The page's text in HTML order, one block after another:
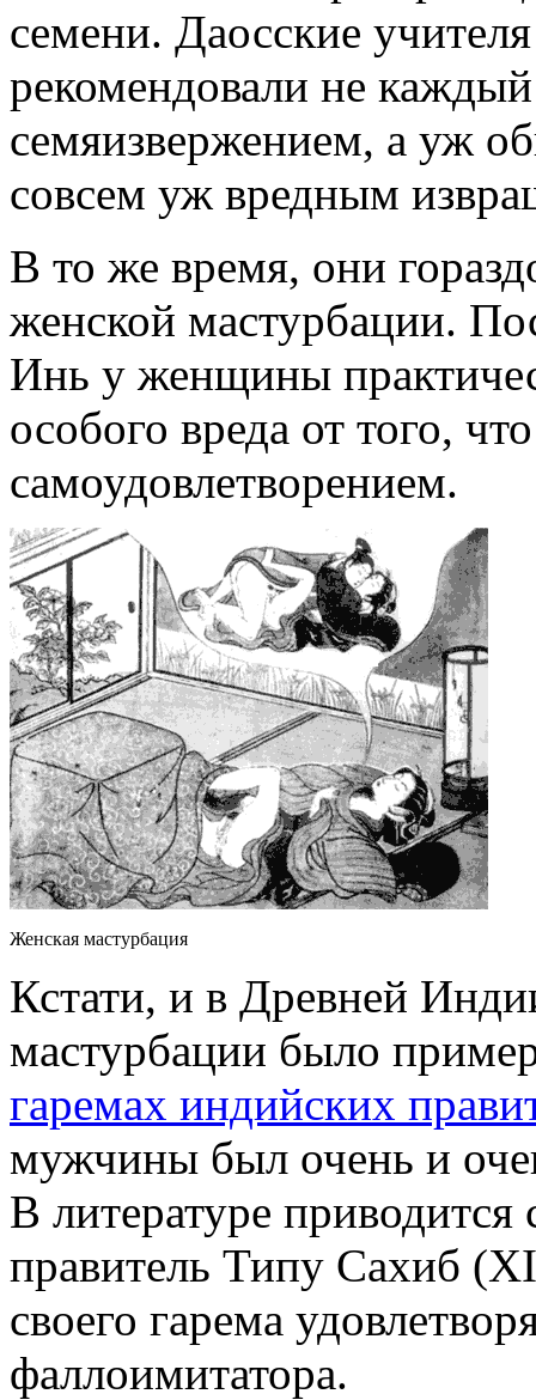
семени. Даосские
рекомендовали не каждый
семяизвержением, а уж
совсем уж вредным
В то же время, они
женской мастурбации.
Инь у женщины
особого вреда от того,
самоудовлетворением.
Женская мастурбация
Кстати, и в Древней
мастурбации было
гаремах индийских
мужчины был очень и
В литературе
правитель Типу Сахиб
своего гарема
фаллоимитатора.